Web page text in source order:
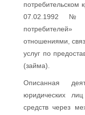
потребительском
07.02.1992
отношениями,
услуг по
(займа).
Описанная
юридических
средств через